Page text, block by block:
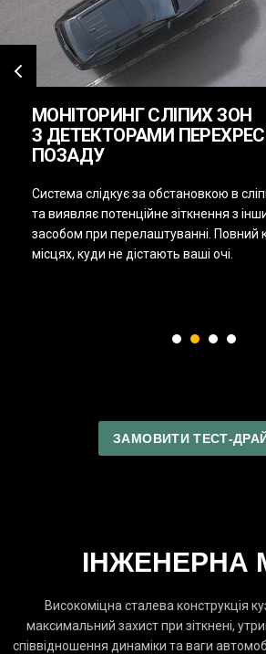
МОНІТОРИНГ СЛІПИХ ЗОН
З ДЕТЕКТОРАМИ
ПОЗАДУ
Система слідкує за обстановкою в
та виявляє потенційне зіткнення з
засобом при перелаштуванні. Повний
місцях, куди не дістають ваші очі.
‹
ЗАМОВИТИ ТЕСТ-
ІНЖЕНЕРНА
Високоміцна сталева конструкція
максимальний захист при зіткнені,
співвідношення динаміки та ваги